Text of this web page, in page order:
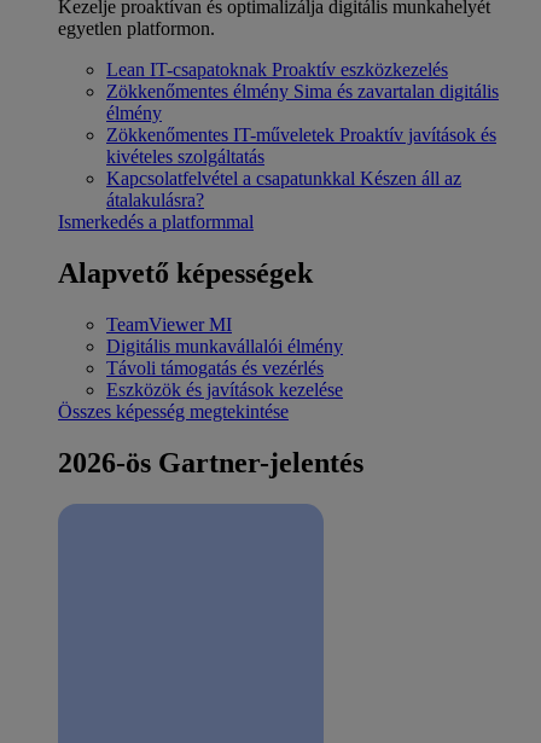
Kezelje proaktívan és optimalizálja digitális munkahelyét
egyetlen platformon.
Lean IT-csapatoknak Proaktív eszközkezelés
Zökkenőmentes élmény Sima és zavartalan digitális
élmény
Zökkenőmentes IT-műveletek Proaktív javítások és
kivételes szolgáltatás
Kapcsolatfelvétel a csapatunkkal Készen áll az
átalakulásra?
Ismerkedés a platformmal
Alapvető képességek
TeamViewer MI
Digitális munkavállalói élmény
Távoli támogatás és vezérlés
Eszközök és javítások kezelése
Összes képesség megtekintése
2026-ös Gartner-jelentés